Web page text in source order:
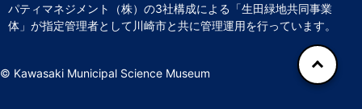
パティマネジメント（株）の3社構成による「生田緑地共同事業
体」が指定管理者として川崎市と共に管理運用を行っています。
© Kawasaki Municipal Science Museum